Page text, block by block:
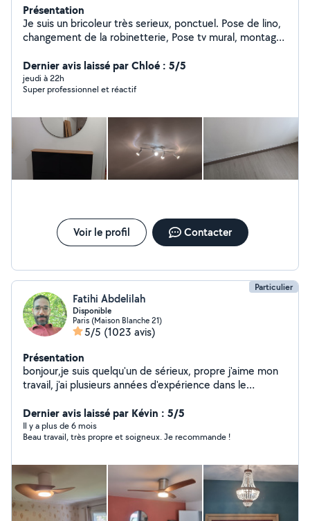
Présentation
Je suis un bricoleur très serieux, ponctuel. Pose de lino,
changement de la robinetterie, Pose tv mural, montage
dressing sur mesure et plus.
Dernier avis laissé par Chloé : 5/5
jeudi à 22h
Super professionnel et réactif
Voir le profil Contacter
Particulier
Fatihi Abdelilah
Disponible
Paris (Maison Blanche 21)
5/5 (1023 avis)
Présentation
bonjour,je suis quelqu'un de sérieux, propre j'aime mon
travail, j'ai plusieurs années d'expérience dans le
étagères. Électricité. montage des meubles en kit....
montage de cuisine... Disponible pour venir faire tous
vos travaux avec un prix raisonnable cordialement
Dernier avis laissé par Kévin : 5/5
Il y a plus de 6 mois
Beau travail, très propre et soigneux. Je recommande !